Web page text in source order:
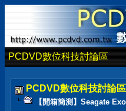
PCDVD數位科技討論區
PCDVD數位科技討論區
【開箱簡測】Seagate